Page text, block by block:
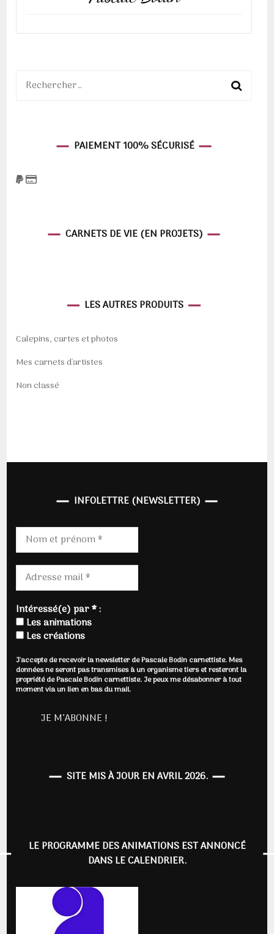
Rechercher :
PAIEMENT 100% SÉCURISÉ
CARNETS DE VIE (EN PROJETS)
LES AUTRES PRODUITS
Calepins, cartes et photos
Mes carnets d'artistes
Non classé
INFOLETTRE (NEWSLETTER)
Intéressé(e) par * :
Les animations
Les créations
J'accepte de recevoir la newsletter de Pascale Bodin carnettiste. Mes
données ne seront pas transmises à un organisme tiers et resteront la
propriété de Pascale Bodin carnettiste. Je peux me désabonner à tout
moment via un lien en bas du mail.
SITE MIS À JOUR EN AVRIL 2026.
LE PROGRAMME DES ANIMATIONS EST ANNONCÉ
DANS LE CALENDRIER.